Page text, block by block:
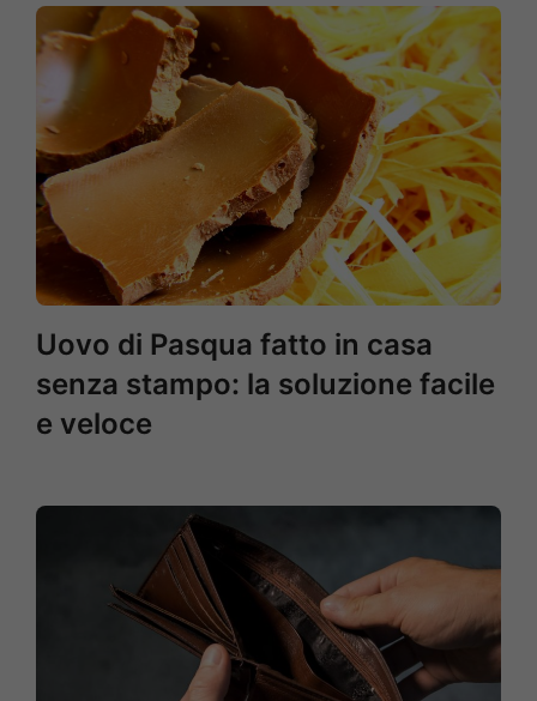
Uovo di Pasqua fatto in casa
senza stampo: la soluzione facile
e veloce